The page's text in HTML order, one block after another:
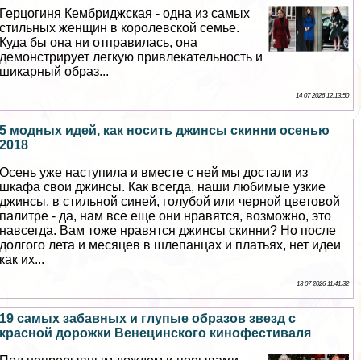
Герцогиня Кембриджская - одна из самых
стильных женщин в королевской семье.
Куда бы она ни отправилась, она
демонстрирует легкую привлекательность и
шикарный образ...
14 07 2026 12:13:50
5 модных идей, как носить джинсы скинни осенью
2018
Осень уже наступила и вместе с ней мы достали из
шкафа свои джинсы. Как всегда, наши любимые узкие
джинсы, в стильной синей, гoлyбой или черной цветовой
палитре - да, нам все еще они нравятся, возможно, это
навсегда. Вам тоже нравятся джинсы скинни? Но после
долгого лета и месяцев в шлепанцах и платьях, нет идеи
как их...
13 07 2026 11:41:32
19 cамых забавных и глупые образов звезд с
красной дорожки Венецинского кинофестиваля